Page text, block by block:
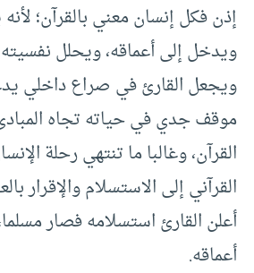
إذن فكل إنسان معني بالقرآن؛
ويدخل إلى أعماقه، ويحلل نفسيته
ويجعل القارئ في صراع داخلي
موقف جدي في حياته تجاه
القرآن، وغالبا ما تنتهي رحلة
القرآني إلى الاستسلام والإقرار
أعلن القارئ استسلامه فصار
أعماقه.